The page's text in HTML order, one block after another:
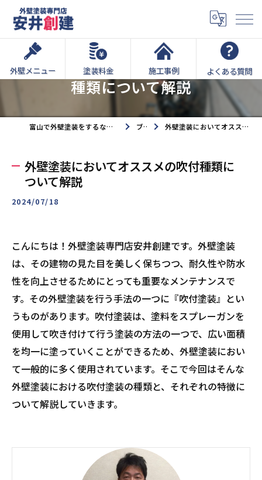
外壁メニュー 塗装料金 施工事例 よくある質問
外壁塗装においてオススメの吹付
種類について解説
富山で外壁塗装をするなら外壁塗装専門店安井創建へ ブログ 外壁塗装においてオススメの吹付種類について解説
外壁塗装においてオススメの吹付種類に
ついて解説
2024/07/18
こんにちは！外壁塗装専門店安井創建です。外壁塗装
は、その建物の見た目を美しく保ちつつ、耐久性や防水
性を向上させるためにとっても重要なメンテナンスで
す。その外壁塗装を行う手法の一つに『吹付塗装』とい
うものがあります。吹付塗装は、塗料をスプレーガンを
使用して吹き付けて行う塗装の方法の一つで、広い面積
を均一に塗っていくことができるため、外壁塗装におい
て一般的に多く使用されています。そこで今回はそんな
外壁塗装における吹付塗装の種類と、それぞれの特徴に
ついて解説していきます。